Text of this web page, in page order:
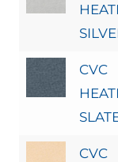
CVC
CVC